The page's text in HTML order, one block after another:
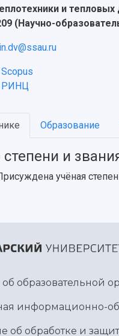
и тепловых
(Научно-
РИНЦ
Образование
и
учёная
образовательной
информационно-
об обработке и